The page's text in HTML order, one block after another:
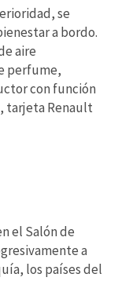
se
a bordo.
aire
perfume,
con función
tarjeta Renault
el Salón de
a
los países del